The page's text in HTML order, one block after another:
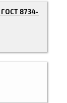
ГОСТ 8734-